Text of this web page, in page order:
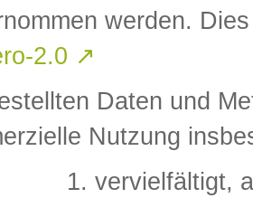
werden.
2.0 ↗
Daten und
Nutzung
vervielfältigt,